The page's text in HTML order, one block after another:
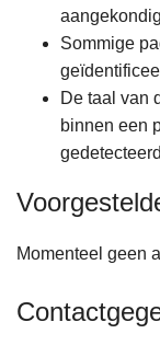
Sommige
De taal van
binnen een
Momenteel geen